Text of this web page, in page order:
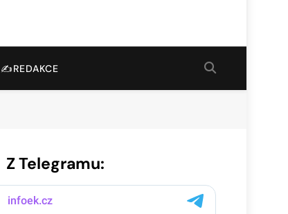
✍️REDAKCE
Z Telegramu: